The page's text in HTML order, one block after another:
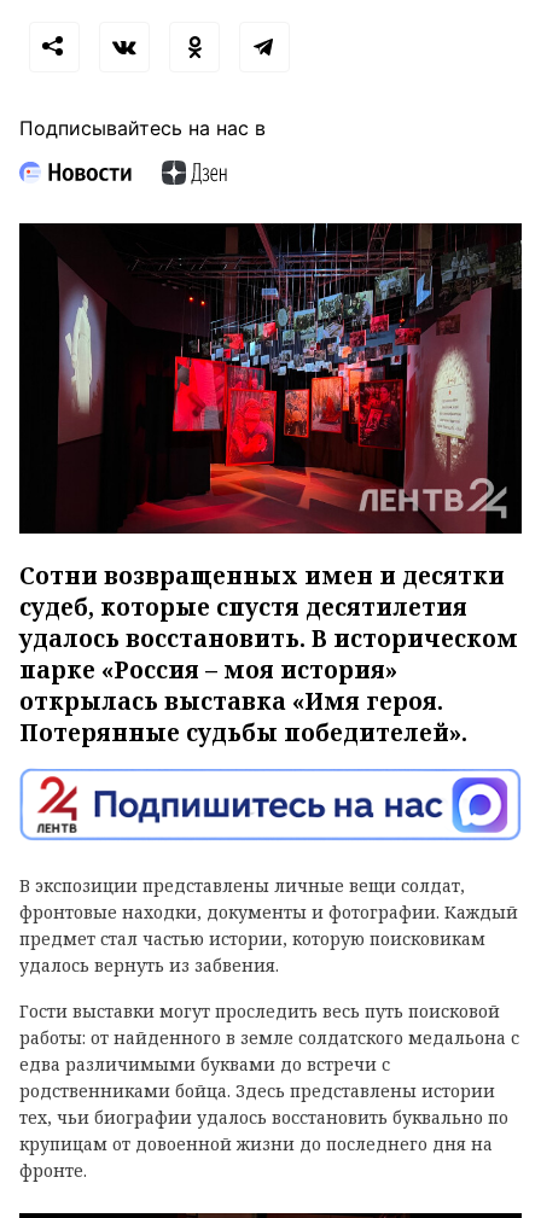
Подписывайтесь на нас в
Сотни возвращенных имен и десятки
судеб, которые спустя десятилетия
удалось восстановить. В историческом
парке «Россия – моя история»
открылась выставка «Имя героя.
Потерянные судьбы победителей».
В экспозиции представлены личные вещи солдат,
фронтовые находки, документы и фотографии. Каждый
предмет стал частью истории, которую поисковикам
удалось вернуть из забвения.
Гости выставки могут проследить весь путь поисковой
работы: от найденного в земле солдатского медальона с
едва различимыми буквами до встречи с
родственниками бойца. Здесь представлены истории
тех, чьи биографии удалось восстановить буквально по
крупицам от довоенной жизни до последнего дня на
фронте.